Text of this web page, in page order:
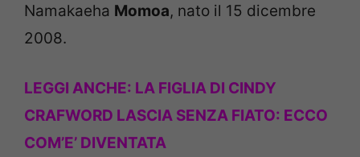
Namakaeha Momoa, nato il 15 dicembre
2008.
LEGGI ANCHE: LA FIGLIA DI CINDY
CRAFWORD LASCIA SENZA FIATO: ECCO
COM’E’ DIVENTATA